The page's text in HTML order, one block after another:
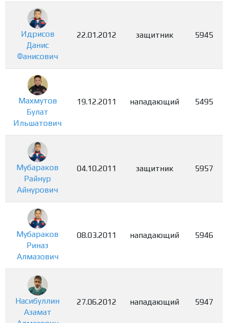
Идрисов
Данис
Фанисович
22.01.2012 защитник 5945
Махмутов
Булат
Ильшатович
19.12.2011 нападающий 5495
Мубараков
Райнур
Айнурович
04.10.2011 защитник 5957
Мубараков
Риназ
Алмазович
08.03.2011 нападающий 5946
Насибуллин
Азамат
27.06.2012 нападающий 5947